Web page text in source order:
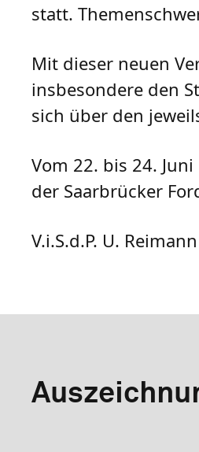
statt.
Mit dieser neuen
insbesondere den
sich über den
Vom 22. bis 24.
der Saarbrücker
V.i.S.d.P. U. Reimann